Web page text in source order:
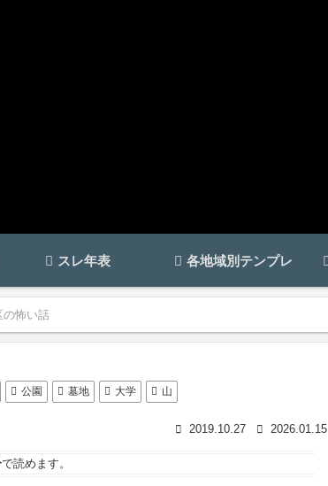
スレ年表 各地域別テンプレ
の怖い話
公園 墓地 大学 山
2019.10.27 2026.01.15
で読めます。